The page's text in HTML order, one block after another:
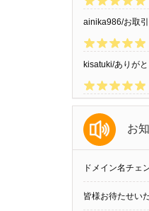
ainika986/お取引
kisatuki/ありが
良...
お
ドメイン名チェ
皆様お待たせい